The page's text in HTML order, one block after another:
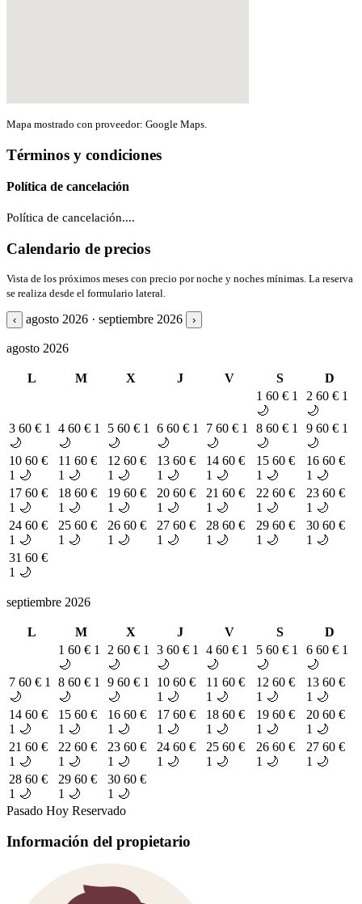
Mapa mostrado con proveedor: Google Maps.
Términos y condiciones
Política de cancelación
Política de cancelación....
Calendario de precios
Vista de los próximos meses con precio por noche y noches mínimas. La reserva
se realiza desde el formulario lateral.
‹ agosto 2026 · septiembre 2026 ›
agosto 2026
L M X J V S
D
1 60 € 1
🌙
2 60 € 1
🌙
3 60 € 1
🌙
4 60 € 1
🌙
5 60 € 1
🌙
6 60 € 1
🌙
7 60 € 1
🌙
8 60 € 1
🌙
9 60 € 1
🌙
10 60 €
1 🌙
11 60 €
1 🌙
12 60 €
1 🌙
13 60 €
1 🌙
14 60 €
1 🌙
15 60 €
1 🌙
16 60 €
1 🌙
17 60 €
1 🌙
18 60 €
1 🌙
19 60 €
1 🌙
20 60 €
1 🌙
21 60 €
1 🌙
22 60 €
1 🌙
23 60 €
1 🌙
24 60 €
1 🌙
25 60 €
1 🌙
26 60 €
1 🌙
27 60 €
1 🌙
28 60 €
1 🌙
29 60 €
1 🌙
30 60 €
1 🌙
31 60 €
1 🌙
septiembre 2026
L M X J V S
D
1 60 € 1
🌙
2 60 € 1
🌙
3 60 € 1
🌙
4 60 € 1
🌙
5 60 € 1
🌙
6 60 € 1
🌙
7 60 € 1
🌙
8 60 € 1
🌙
9 60 € 1
🌙
10 60 €
1 🌙
11 60 €
1 🌙
12 60 €
1 🌙
13 60 €
1 🌙
14 60 €
1 🌙
15 60 €
1 🌙
16 60 €
1 🌙
17 60 €
1 🌙
18 60 €
1 🌙
19 60 €
1 🌙
20 60 €
1 🌙
21 60 €
1 🌙
22 60 €
1 🌙
23 60 €
1 🌙
24 60 €
1 🌙
25 60 €
1 🌙
26 60 €
1 🌙
27 60 €
1 🌙
28 60 €
1 🌙
29 60 €
1 🌙
30 60 €
1 🌙
Pasado Hoy Reservado
Información del propietario